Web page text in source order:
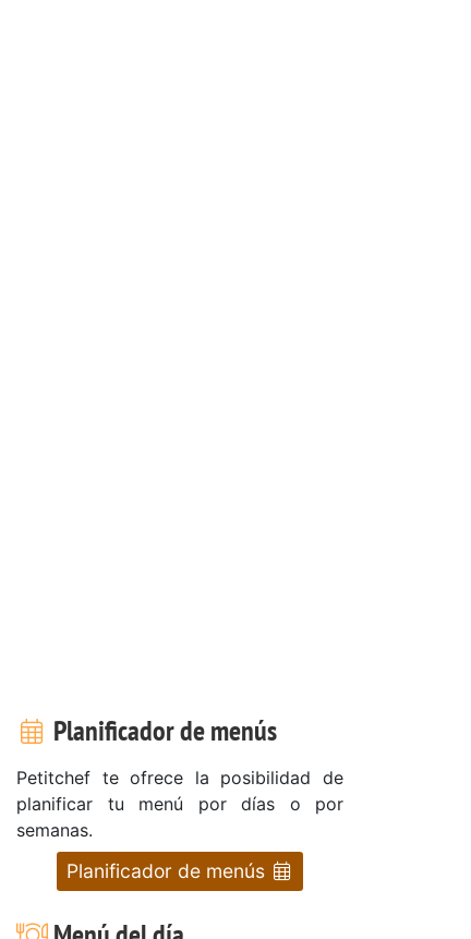
Planificador de menús
Petitchef te ofrece la posibilidad de
planificar tu menú por días o por
semanas.
Planificador de menús